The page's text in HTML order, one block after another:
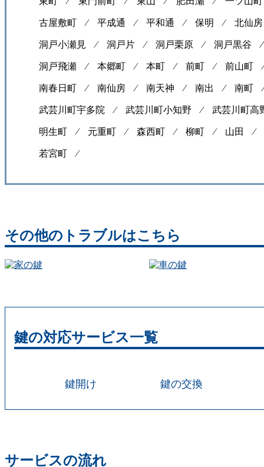
古屋敷町 ⁄ 平成通 ⁄ 平和通 ⁄ 保明 ⁄ 北仙
洞戸小瀬見 ⁄ 洞戸片 ⁄ 洞戸栗原 ⁄ 洞戸黒谷
洞戸飛瀬 ⁄ 本郷町 ⁄ 本町 ⁄ 前町 ⁄ 前山
南春日町 ⁄ 南仙房 ⁄ 南天神 ⁄ 南出 ⁄ 南
武芸川町宇多院 ⁄ 武芸川町小知野 ⁄ 武芸川町
明生町 ⁄ 元重町 ⁄ 森西町 ⁄ 柳町 ⁄ 山田 ⁄
若宮町 ⁄
その他のトラブルはこちら
鍵の対応サービス一覧
鍵開け 鍵の交換
サービスの流れ